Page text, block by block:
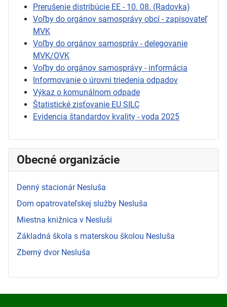
Prerušenie distribúcie EE - 10. 08. (Radovka)
Voľby do orgánov samosprávy obcí - zapisovateľ
MVK
Voľby do orgánov samospráv - delegovanie
MVK/OVK
Voľby do orgánov samosprávy - informácia
Informovanie o úrovni triedenia odpadov
Výkaz o komunálnom odpade
Štatistické zisťovanie EU SILC
Evidencia štandardov kvality - voda 2025
Obecné organizácie
Denný stacionár Nesluša
Dom opatrovateľskej služby Nesluša
Miestna knižnica v Nesluši
Základná škola s materskou školou Nesluša
Zberný dvor Nesluša